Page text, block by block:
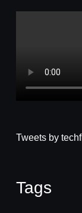
Tweets by
Tags